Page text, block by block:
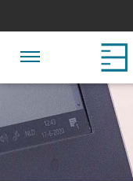
to
Jump
to
the